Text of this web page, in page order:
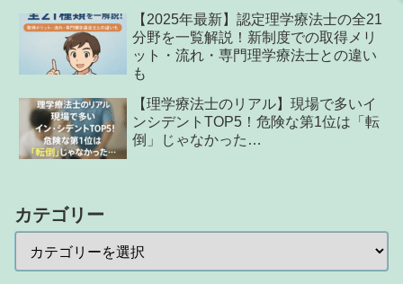
【2025年最新】認定理学療法士の全21
分野を一覧解説！新制度での取得メリ
ット・流れ・専門理学療法士との違い
も
【理学療法士のリアル】現場で多いイ
ンシデントTOP5！危険な第1位は「転
倒」じゃなかった…
カテゴリー